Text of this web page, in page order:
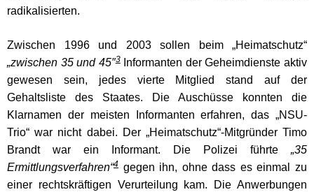
radikalisierten.
Zwischen 1996 und 2003 sollen beim „Heimatschutz“
„zwischen 35 und 45″3
Informanten der Geheimdienste aktiv
gewesen sein, jedes vierte Mitglied stand auf der
Gehaltsliste des Staates. Die Auschüsse konnten die
Klarnamen der meisten Informanten erfahren, das „NSU-
Trio“ war nicht dabei. Der „Heimatschutz“-Mitgründer Timo
Brandt war ein Informant. Die Polizei führte „35
Ermittlungsverfahren“4 gegen ihn, ohne dass es einmal zu
einer rechtskräftigen Verurteilung kam. Die Anwerbungen